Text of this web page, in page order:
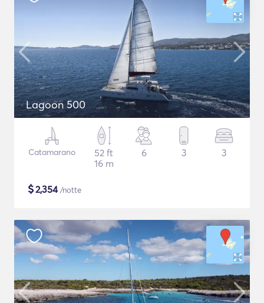
Lagoon 500
Catamarano
52 ft
16 m
6 3 3
$2,354/notte